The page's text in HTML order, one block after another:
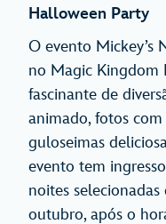
Halloween Party
O evento Mickey’s
no Magic Kingdom
fascinante de
animado, fotos com
guloseimas
evento tem
noites
outubro, após o